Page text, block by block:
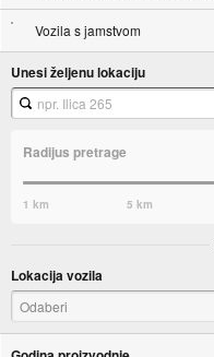
Vozila s jamstvom
Unesi željenu lokaciju
Radijus pretrage
1 km 5 km
Lokacija vozila
Odaberi